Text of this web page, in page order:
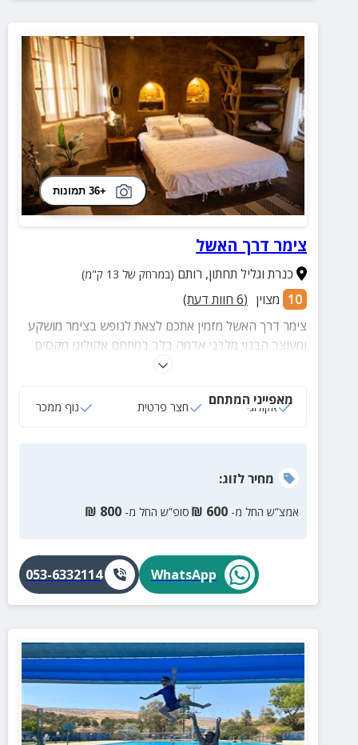
+36 תמונות
צימר דרך האשל
כנרת וגליל תחתון, רותם (במרחק של 13 ק"מ)
10 מצוין (
6 חוות דעת)
צימר דרך האשל מזמין אתכם לצאת לנופש בצימר מושקע
ומעוצב הבנוי מלבני אדמה בלב במתחם אקולוגי מקסים
וייחודי עם נוף עוצר נשימה של הרי הגלעד, הגלבוע ואפילו
מאפייני המתחם
אקולוגי חצר פרטית נוף ממכר
מחירלזוג:
אמצ”ש החל מ- 600
₪ סופ”ש החל מ- 800
₪
WhatsApp
053-6332114